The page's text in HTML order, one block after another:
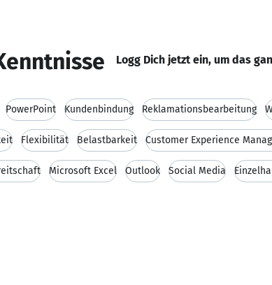
Logg Dich jetzt ein, um das
PowerPoint Kundenbindung Reklamationsbearbeitung
Flexibilität Belastbarkeit Customer Experience
Microsoft Excel Outlook Social Media